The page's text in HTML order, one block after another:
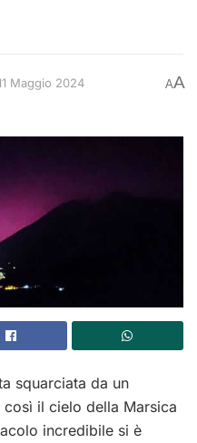
Maggio 2024 AA
squarciata da un
il cielo della Marsica
incredibile si è